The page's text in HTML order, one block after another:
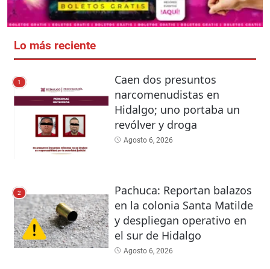
Lo más reciente
1
Caen dos presuntos
narcomenudistas en
Hidalgo; uno portaba un
revólver y droga
Agosto 6, 2026
2
Pachuca: Reportan balazos
en la colonia Santa Matilde
y despliegan operativo en
el sur de Hidalgo
Agosto 6, 2026